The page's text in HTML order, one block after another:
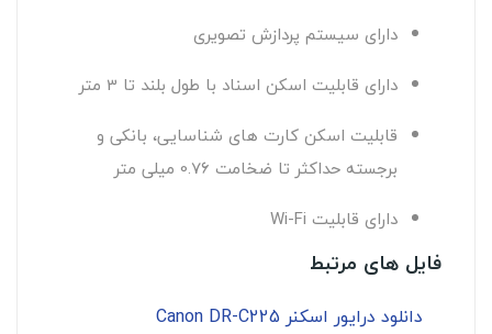
دارای سیستم پردازش تصویری
دارای قابلیت اسکن اسناد با طول بلند تا 3 متر
قابلیت اسکن کارت های شناسایی، بانکی و
برجسته حداکثر تا ضخامت 0.76 میلی متر
دارای قابلیت Wi-Fi
فایل های مرتبط
دانلود درایور اسکنر Canon DR-C225